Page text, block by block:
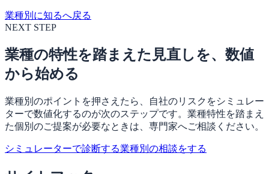
業種別に知るへ戻る
NEXT STEP
業種の特性を踏まえた見直しを、数値
から始める
業種別のポイントを押さえたら、自社のリスクをシミュレー
ターで数値化するのが次のステップです。業種特性を踏まえ
た個別のご提案が必要なときは、専門家へご相談ください。
シミュレーターで診断する業種別の相談をする